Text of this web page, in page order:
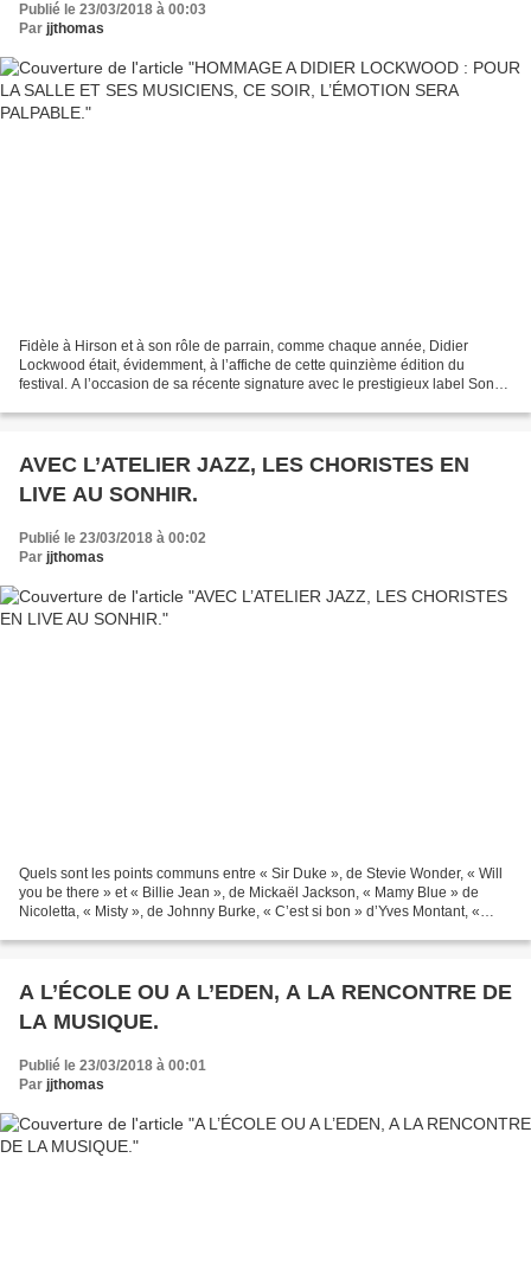
Publié le 23/03/2018 à 00:03
Par jjthomas
Fidèle à Hirson et à son rôle de parrain, comme chaque année, Didier
Lockwood était, évidemment, à l’affiche de cette quinzième édition du
festival. A l’occasion de sa récente signature avec le prestigieux label Sony,
AVEC L’ATELIER JAZZ, LES CHORISTES EN
LIVE AU SONHIR.
Publié le 23/03/2018 à 00:02
Par jjthomas
Quels sont les points communs entre « Sir Duke », de Stevie Wonder, « Will
you be there » et « Billie Jean », de Mickaël Jackson, « Mamy Blue » de
Nicoletta, « Misty », de Johnny Burke, « C’est si bon » d’Yves Montant, «
A L’ÉCOLE OU A L’EDEN, A LA RENCONTRE DE
LA MUSIQUE.
Publié le 23/03/2018 à 00:01
Par jjthomas